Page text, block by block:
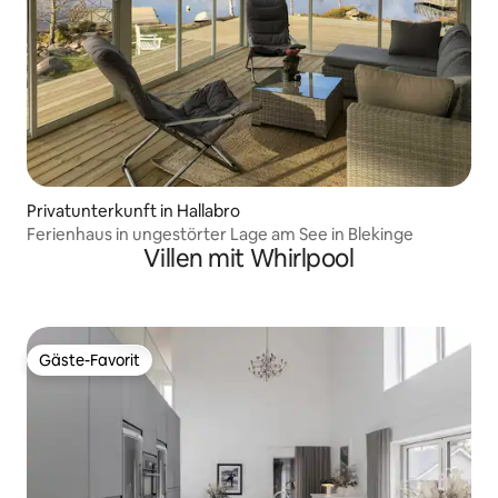
Privatunterkunft in Hallabro
Ferienhaus in ungestörter Lage am See in Blekinge
Villen mit Whirlpool
Gäste-Favorit
Gäste-Favorit